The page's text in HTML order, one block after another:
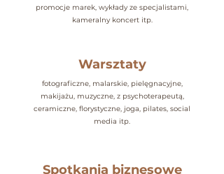
promocje marek, wykłady ze specjalistami,
kameralny koncert itp.
Warsztaty
fotograficzne, malarskie, pielęgnacyjne,
makijażu, muzyczne,z psychoterapeutą,
ceramiczne, florystyczne, joga, pilates, social
media itp.
Spotkania biznesowe